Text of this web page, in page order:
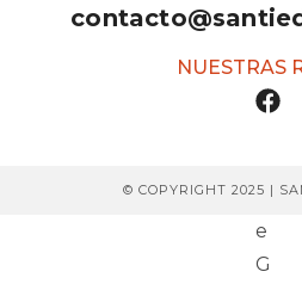
NUESTRAS
© COPYRIGHT 2025 |